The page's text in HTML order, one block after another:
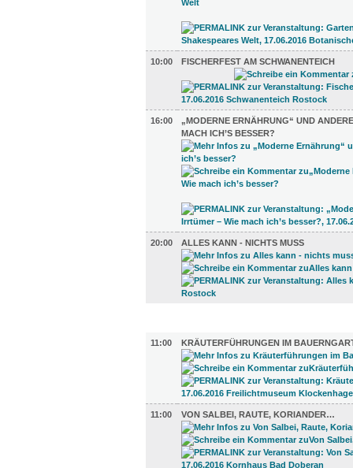
10:00 FISCHERFEST AM SCHWANENTEICH
16:00
„MODERNE ERNÄHRUNG“ UND
MACH ICH’S BESSER?
20:00 ALLES KANN - NICHTS MUSS
11:00
KRÄUTERFÜHRUNGEN IM
11:00 VON SALBEI, RAUTE, KORIANDER…